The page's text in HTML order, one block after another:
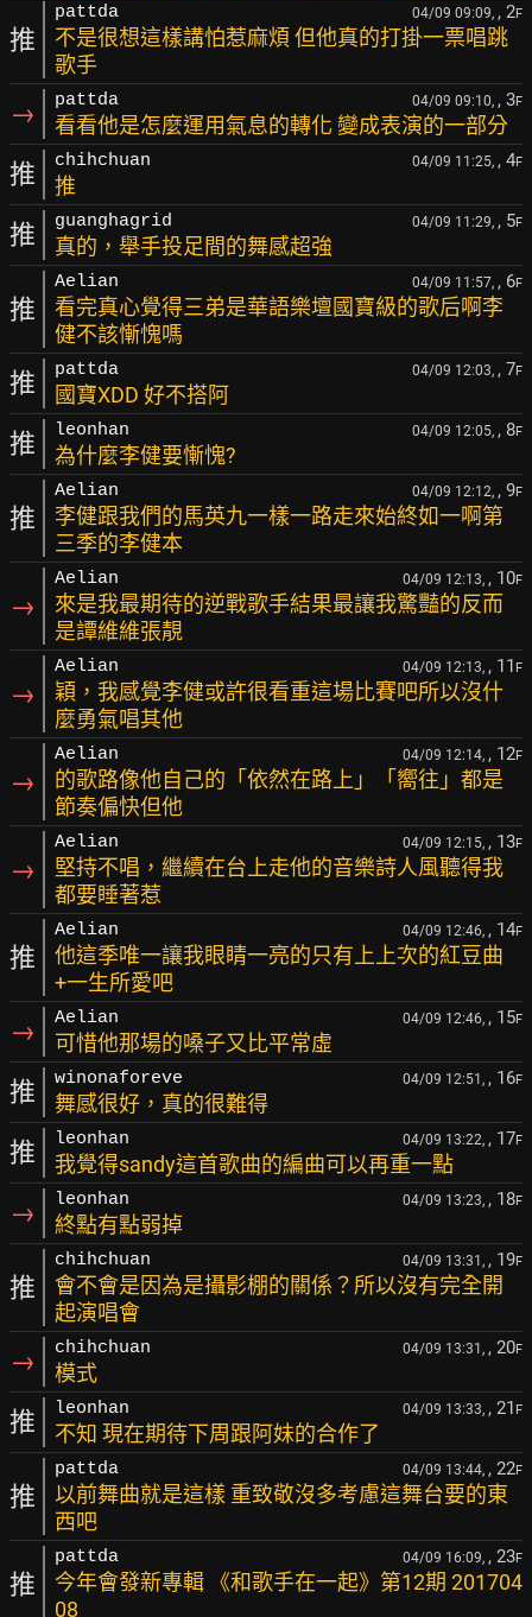
推
pattda 04/09 09:09, , 2F
不是很想這樣講怕惹麻煩 但他真的打掛一票唱跳
歌手
→ pattda 04/09 09:10, , 3F
看看他是怎麼運用氣息的轉化 變成表演的一部分
推 chihchuan 04/09 11:25, , 4F
推
推 guanghagrid 04/09 11:29, , 5F
真的，舉手投足間的舞感超強
推
Aelian 04/09 11:57, , 6F
看完真心覺得三弟是華語樂壇國寶級的歌后啊李
健不該慚愧嗎
推 pattda 04/09 12:03, , 7F
國寶XDD 好不搭阿
推 leonhan 04/09 12:05, , 8F
為什麼李健要慚愧?
推
Aelian 04/09 12:12, , 9F
李健跟我們的馬英九一樣一路走來始終如一啊第
三季的李健本
→
Aelian 04/09 12:13, , 10F
來是我最期待的逆戰歌手結果最讓我驚豔的反而
是譚維維張靚
→
Aelian 04/09 12:13, , 11 F
穎，我感覺李健或許很看重這場比賽吧所以沒什
麼勇氣唱其他
→
Aelian 04/09 12:14, , 12F
的歌路像他自己的「依然在路上」「嚮往」都是
節奏偏快但他
→
Aelian 04/09 12:15, , 13F
堅持不唱，繼續在台上走他的音樂詩人風聽得我
都要睡著惹
推
Aelian 04/09 12:46, , 14F
他這季唯一讓我眼睛一亮的只有上上次的紅豆曲
+一生所愛吧
→ Aelian 04/09 12:46, , 15F
可惜他那場的嗓子又比平常虛
推 winonaforeve 04/09 12:51, , 16F
舞感很好，真的很難得
推 leonhan 04/09 13:22, , 17F
我覺得sandy這首歌曲的編曲可以再重一點
→ leonhan 04/09 13:23, , 18F
終點有點弱掉
推
chihchuan 04/09 13:31, , 19F
會不會是因為是攝影棚的關係？所以沒有完全開
起演唱會
→ chihchuan 04/09 13:31, , 20F
模式
推 leonhan 04/09 13:33, , 21 F
不知 現在期待下周跟阿妹的合作了
推
pattda 04/09 13:44, , 22F
以前舞曲就是這樣 重致敬沒多考慮這舞台要的東
西吧
推
pattda 04/09 16:09, , 23F
今年會發新專輯 《和歌手在一起》第12期 201704
08